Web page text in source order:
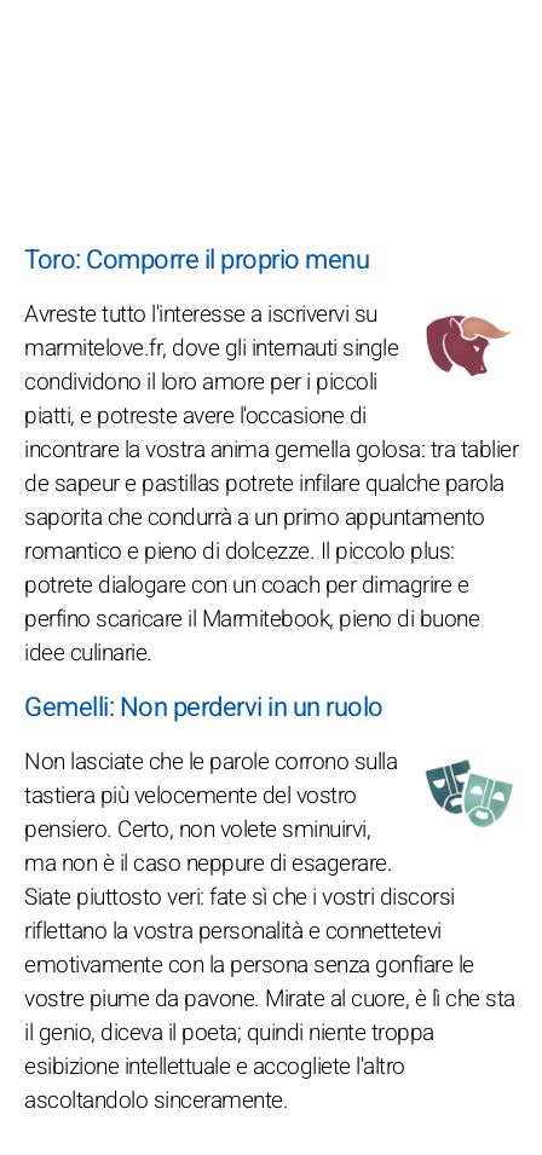
Toro: Comporre il proprio menu
Avreste tutto l'interesse a iscrivervi su
marmitelove.fr, dove gli internauti single
condividono il loro amore per i piccoli
piatti, e potreste avere l'occasione di
incontrare la vostra anima gemella golosa: tra tablier
de sapeur e pastillas potrete infilare qualche parola
saporita che condurrà a un primo appuntamento
romantico e pieno di dolcezze. Il piccolo plus:
potrete dialogare con un coach per dimagrire e
perfino scaricare il Marmitebook, pieno di buone
idee culinarie.
Gemelli: Non perdervi in un ruolo
Non lasciate che le parole corrono sulla
tastiera più velocemente del vostro
pensiero. Certo, non volete sminuirvi,
ma non è il caso neppure di esagerare.
Siate piuttosto veri: fate sì che i vostri discorsi
riflettano la vostra personalità e connettetevi
emotivamente con la persona senza gonfiare le
vostre piume da pavone. Mirate al cuore, è lì che sta
il genio, diceva il poeta; quindi niente troppa
esibizione intellettuale e accogliete l'altro
ascoltandolo sinceramente.